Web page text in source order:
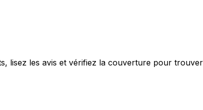
lisez les avis et vérifiez la couverture pour